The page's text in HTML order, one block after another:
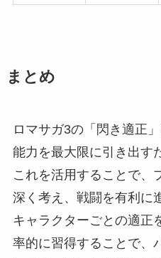
まとめ
ロマサガ3の「閃き適正
能力を最大限に引き出す
これを活用することで、
深く考え、戦闘を有利に
キャラクターごとの適正
率的に習得することで、